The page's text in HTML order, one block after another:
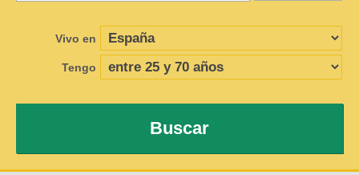
Vivo en
Tengo
Buscar